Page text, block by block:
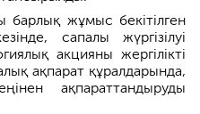
жұмыс бекітілген
сапалы жүргізілуі
акцияны жергілікті
ақпарат құралдарында,
ақпараттандыруды